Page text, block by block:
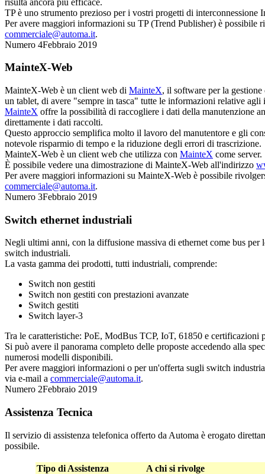
TP è uno strumento prezioso per i vostri progetti di interconnessione
Per avere maggiori informazioni su TP (Trend Publisher) è
commerciale@automa.it.
Numero 4Febbraio 2019
MainteX-Web
MainteX-Web è un client web di MainteX, il software per la
un tablet, di avere "sempre in tasca" tutte le informazioni relative agli
MainteX offre la possibilità di raccogliere i dati della manutenzione
direttamente i dati raccolti.
Questo approccio semplifica molto il lavoro del manutentore e gli
notevole risparmio di tempo e la riduzione degli errori di trascrizione.
MainteX-Web è un client web che utilizza con MainteX come server.
È possibile vedere una dimostrazione di MainteX-Web all'indirizzo
Per avere maggiori informazioni su MainteX-Web è possibile
commerciale@automa.it.
Numero 3Febbraio 2019
Switch ethernet industriali
Negli ultimi anni, con la diffusione massiva di ethernet come bus
switch industriali.
La vasta gamma dei prodotti, tutti industriali, comprende:
Switch non gestiti
Switch non gestiti con prestazioni avanzate
Switch gestiti
Switch layer-3
Tra le caratteristiche: PoE, ModBus TCP, IoT, 61850 e certificazioni
Si può avere il panorama completo delle proposte accedendo alla
numerosi modelli disponibili.
Per avere maggiori informazioni o per un'offerta sugli switch
via e-mail a commerciale@automa.it.
Numero 2Febbraio 2019
Assistenza Tecnica
Il servizio di assistenza telefonica offerto da Automa è erogato
possibile.
Tipo di Assistenza
A chi si rivolge